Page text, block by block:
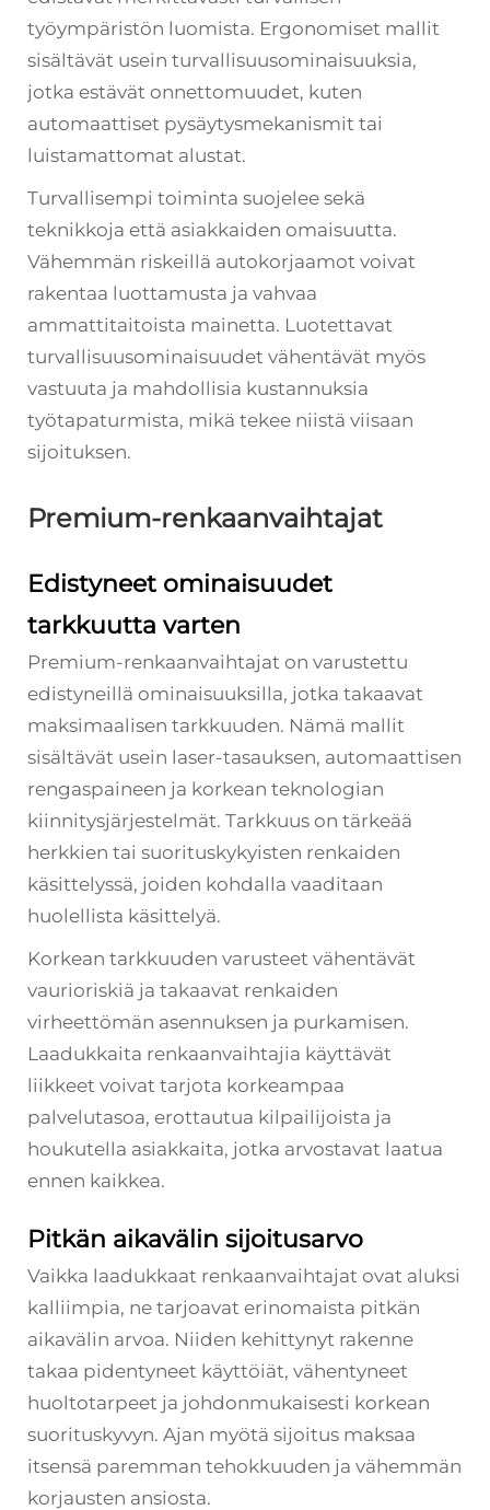
työympäristön luomista. Ergonomiset mallit
sisältävät usein turvallisuusominaisuuksia,
jotka estävät onnettomuudet, kuten
automaattiset pysäytysmekanismit tai
luistamattomat alustat.
Turvallisempi toiminta suojelee sekä
teknikkoja että asiakkaiden omaisuutta.
Vähemmän riskeillä autokorjaamot voivat
rakentaa luottamusta ja vahvaa
ammattitaitoista mainetta. Luotettavat
turvallisuusominaisuudet vähentävät myös
vastuuta ja mahdollisia kustannuksia
työtapaturmista, mikä tekee niistä viisaan
sijoituksen.
Premium-renkaanvaihtajat
Edistyneet ominaisuudet
tarkkuutta varten
Premium-renkaanvaihtajat on varustettu
edistyneillä ominaisuuksilla, jotka takaavat
maksimaalisen tarkkuuden. Nämä mallit
sisältävät usein laser-tasauksen, automaattisen
rengaspaineen ja korkean teknologian
kiinnitysjärjestelmät. Tarkkuus on tärkeää
herkkien tai suorituskykyisten renkaiden
käsittelyssä, joiden kohdalla vaaditaan
huolellista käsittelyä.
Korkean tarkkuuden varusteet vähentävät
vaurioriskiä ja takaavat renkaiden
virheettömän asennuksen ja purkamisen.
Laadukkaita renkaanvaihtajia käyttävät
liikkeet voivat tarjota korkeampaa
palvelutasoa, erottautua kilpailijoista ja
houkutella asiakkaita, jotka arvostavat laatua
ennen kaikkea.
Pitkän aikavälin sijoitusarvo
Vaikka laadukkaat renkaanvaihtajat ovat aluksi
kalliimpia, ne tarjoavat erinomaista pitkän
aikavälin arvoa. Niiden kehittynyt rakenne
takaa pidentyneet käyttöiät, vähentyneet
huoltotarpeet ja johdonmukaisesti korkean
suorituskyvyn. Ajan myötä sijoitus maksaa
itsensä paremman tehokkuuden ja vähemmän
korjausten ansiosta.